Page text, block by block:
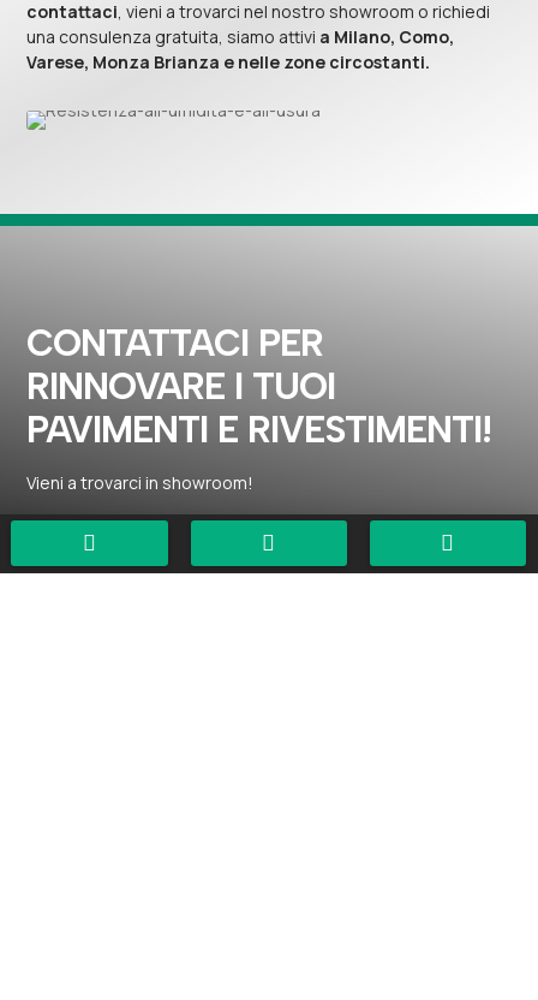
contattaci, vieni a trovarci nel nostro showroom o richiedi
una consulenza gratuita, siamo attivi a Milano, Como,
Varese, Monza Brianza e nelle zone circostanti.
CONTATTACI PER
RINNOVARE I TUOI
PAVIMENTI E RIVESTIMENTI!
Vieni a trovarci in showroom!
Contattaci
  